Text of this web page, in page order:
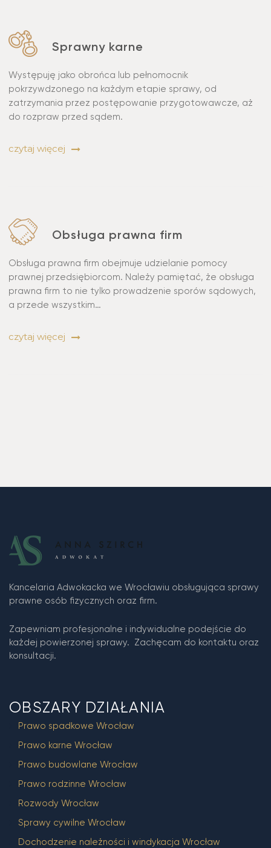
Sprawny karne
Występuję jako obrońca lub pełnomocnik
pokrzywdzonego na każdym etapie sprawy, od
zatrzymania przez postępowanie przygotowawcze, aż
do rozpraw przed sądem.
czytaj więcej
Obsługa prawna firm
Obsługa prawna firm obejmuje udzielanie pomocy
prawnej przedsiębiorcom. Należy pamiętać, że obsługa
prawna firm to nie tylko prowadzenie sporów sądowych,
a przede wszystkim…
czytaj więcej
Kancelaria Adwokacka we Wrocławiu obsługująca sprawy
prawne osób fizycznych oraz firm.
Zapewniam profesjonalne i indywidualne podejście do
każdej powierzonej sprawy. Zachęcam do kontaktu oraz
konsultacji.
OBSZARY DZIAŁANIA
Prawo spadkowe Wrocław
Prawo karne Wrocław
Prawo budowlane Wrocław
Prawo rodzinne Wrocław
Rozwody Wrocław
Sprawy cywilne Wrocław
Dochodzenie należności i windykacja Wrocław